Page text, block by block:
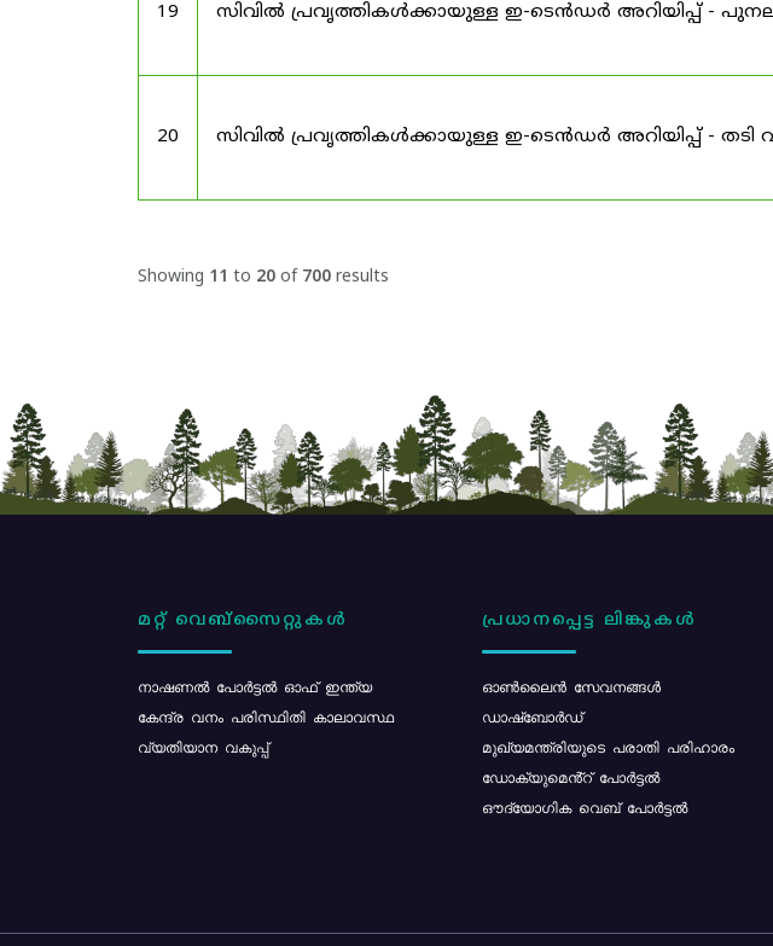
19 സിവിൽ പ്രവൃത്തികൾക്കായുള്ള ഇ-ടെൻഡർ അറിയിപ്പ് -
20 സിവിൽ പ്രവൃത്തികൾക്കായുള്ള ഇ-ടെൻഡർ അറിയിപ്പ് - തടി
Showing 11 to 20 of 700 results
മറ്റ് വെബ്സൈറ്റുകൾ
നാഷണൽ പോർട്ടൽ ഓഫ് ഇന്ത്യ
കേന്ദ്ര വനം പരിസ്ഥിതി കാലാവസ്ഥ
വ്യതിയാന വകുപ്പ്
പ്രധാനപ്പെട്ട ലിങ്കുകൾ
ഓൺലൈൻ സേവനങ്ങൾ
ഡാഷ്ബോർഡ്
മുഖ്യമന്ത്രിയുടെ പരാതി പരിഹാരം
ഡോക്യുമെൻ്റ് പോർട്ടൽ
ഔദ്യോഗിക വെബ് പോർട്ടൽ